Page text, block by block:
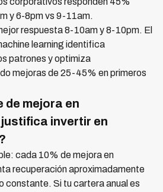
y 6-8pm vs 9-11am.
respuesta 8-10am y 8-10pm. El
learning identifica
patrones y optimiza
mejoras de 25-45% en primeros
de mejora en
invertir en
cada 10% de mejora en
recuperación aproximadamente
constante. Si tu cartera anual es